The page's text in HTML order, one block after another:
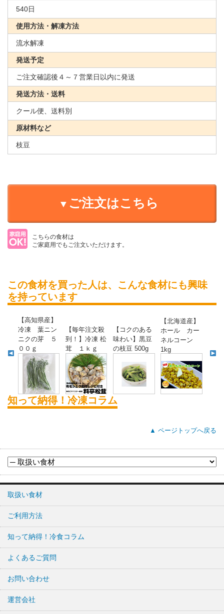
540日
使用方法・解凍方法
流水解凍
発送予定
ご注文確認後４～７営業日以内に発送
発送方法・送料
クール便、送料別
原材料など
枝豆
ご注文はこちら
こちらの食材は
ご家庭用でもご注文いただけます。
この食材を買った人は、こんな食材にも興味
を持っています
【高知県産】
冷凍 葉ニン
ニクの芽 ５
００ｇ
【毎年注文殺
到！】冷凍 松
茸 １ｋｇ
【コクのある
味わい】黒豆
の枝豆 500g
【北海道産】
ホール カー
ネルコーン
1kg
知って納得！冷凍コラム
▲ ページトップへ戻る
取扱い食材
ご利用方法
知って納得！冷食コラム
よくあるご質問
お問い合わせ
運営会社